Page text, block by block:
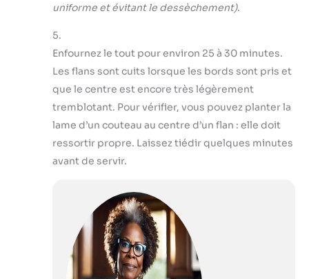
uniforme et évitant le dessèchement).
5.
Enfournez le tout pour environ 25 à 30 minutes.
Les flans sont cuits lorsque les bords sont pris et
que le centre est encore très légèrement
tremblotant. Pour vérifier, vous pouvez planter la
lame d’un couteau au centre d’un flan : elle doit
ressortir propre. Laissez tiédir quelques minutes
avant de servir.